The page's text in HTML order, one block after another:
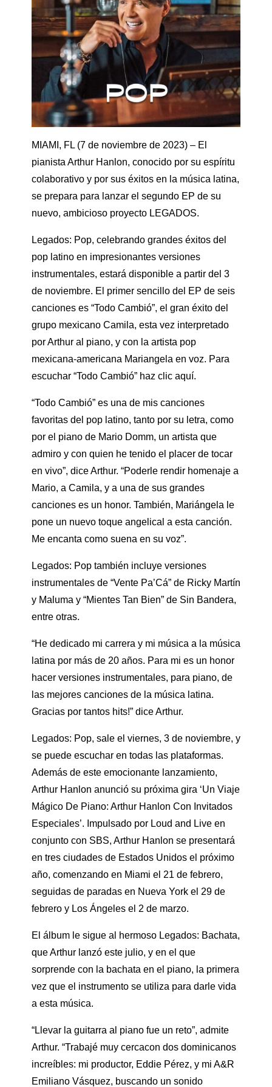
MIAMI, FL (7 de noviembre de 2023) – El
pianista Arthur Hanlon, conocido por su espíritu
colaborativo y por sus éxitos en la música latina,
se prepara para lanzar el segundo EP de su
nuevo, ambicioso proyecto LEGADOS.
Legados: Pop, celebrando grandes éxitos del
pop latino en impresionantes versiones
instrumentales, estará disponible a partir del 3
de noviembre. El primer sencillo del EP de seis
canciones es “Todo Cambió”, el gran éxito del
grupo mexicano Camila, esta vez interpretado
por Arthur al piano, y con la artista pop
mexicana-americana Mariangela en voz. Para
escuchar “Todo Cambió” haz clic aquí.
“Todo Cambió” es una de mis canciones
favoritas del pop latino, tanto por su letra, como
por el piano de Mario Domm, un artista que
admiro y con quien he tenido el placer de tocar
en vivo”, dice Arthur. “Poderle rendir homenaje a
Mario, a Camila, y a una de sus grandes
canciones es un honor. También, Mariángela le
pone un nuevo toque angelical a esta canción.
Me encanta como suena en su voz”.
Legados: Pop también incluye versiones
instrumentales de “Vente Pa’Cá” de Ricky Martín
y Maluma y “Mientes Tan Bien” de Sin Bandera,
entre otras.
“He dedicado mi carrera y mi música a la música
latina por más de 20 años. Para mi es un honor
hacer versiones instrumentales, para piano, de
las mejores canciones de la música latina.
Gracias por tantos hits!” dice Arthur.
Legados: Pop, sale el viernes, 3 de noviembre, y
se puede escuchar en todas las plataformas.
Además de este emocionante lanzamiento,
Arthur Hanlon anunció su próxima gira ‘Un Viaje
Mágico De Piano: Arthur Hanlon Con Invitados
Especiales’. Impulsado por Loud and Live en
conjunto con SBS, Arthur Hanlon se presentará
en tres ciudades de Estados Unidos el próximo
año, comenzando en Miami el 21 de febrero,
seguidas de paradas en Nueva York el 29 de
febrero y Los Ángeles el 2 de marzo.
El álbum le sigue al hermoso Legados: Bachata,
que Arthur lanzó este julio, y en el que
sorprende con la bachata en el piano, la primera
vez que el instrumento se utiliza para darle vida
a esta música.
“Llevar la guitarra al piano fue un reto”, admite
Arthur. “Trabajé muy cercacon dos dominicanos
increíbles: mi productor, Eddie Pérez, y mi A&R
Emiliano Vásquez, buscando un sonido